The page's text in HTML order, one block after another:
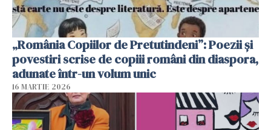
„România Copiilor de Pretutindeni”: Poezii și
povestiri scrise de copiii români din diaspora,
adunate într-un volum unic
16 MARTIE 2026